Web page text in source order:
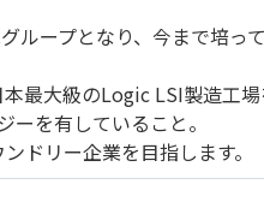
ープとなり、今まで培っ
最大級のLogic LSI製造工場
を有していること。
ドリー企業を目指します。